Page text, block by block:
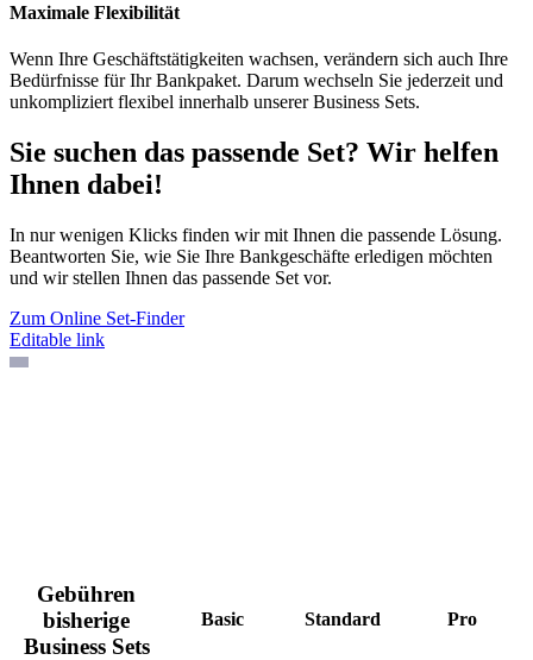
Maximale Flexibilität
Wenn Ihre Geschäftstätigkeiten wachsen, verändern sich auch Ihre
Bedürfnisse für Ihr Bankpaket. Darum wechseln Sie jederzeit und
unkompliziert flexibel innerhalb unserer Business Sets.
Sie suchen das passende Set? Wir helfen
Ihnen dabei!
In nur wenigen Klicks finden wir mit Ihnen die passende Lösung.
Beantworten Sie, wie Sie Ihre Bankgeschäfte erledigen möchten
und wir stellen Ihnen das passende Set vor.
Zum Online Set-Finder
Editable link
Gebühren
bisherige
Business Sets
Basic Standard Pro